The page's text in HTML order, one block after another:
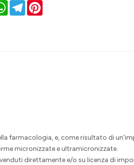
WhatsAppTelegram
farmacologia, e, come risultato di
micronizzate e ultramicronizzate.
direttamente e/o su licenza di